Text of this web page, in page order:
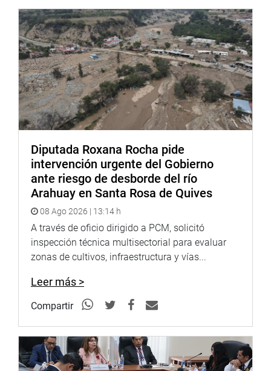
eléctrico, vecinos de Iquitos se viene organizando para
participar de un plantón contra la empresa Electro Oriente,
exigiendo soluciones inmediatas.
Jorge Morante indicó que viajará a Iquitos el lunes
próximo para abordar el tema con las autoridades
competentes.
Diputada Roxana Rocha pide
intervención urgente del Gobierno
ante riesgo de desborde del río
Arahuay en Santa Rosa de Quives
08 Ago 2026 | 13:14 h
A través de oficio dirigido a PCM, solicitó
inspección técnica multisectorial para evaluar
zonas de cultivos, infraestructura y vías...
Leer más >
Compartir